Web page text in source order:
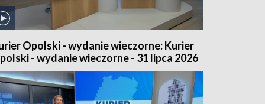
Opolski - wydanie wieczorne: Kurier
- wydanie wieczorne - 31 lipca 2026